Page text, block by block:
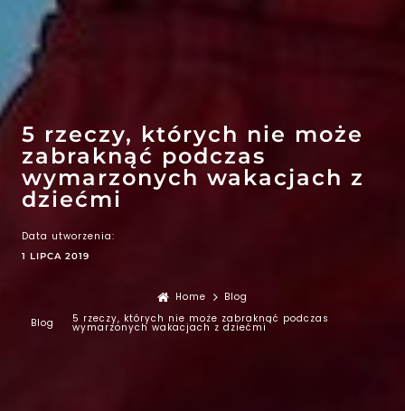
5 rzeczy, których nie może
zabraknąć podczas
wymarzonych wakacjach z
dziećmi
1 LIPCA 2019
Data utworzenia:
Home
Blog
Blog
5 rzeczy, których nie może zabraknąć podczas
wymarzonych wakacjach z dziećmi